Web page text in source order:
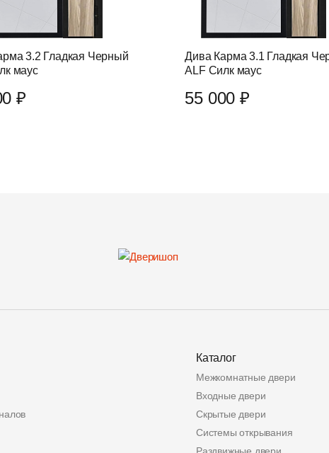
3.2 Гладкая Черный
маус
₽
Дива Карма 3.1 Гладкая
ALF Силк маус
55 000 ₽
Каталог
Межкомнатные двери
Входные двери
Скрытые двери
Системы открывания